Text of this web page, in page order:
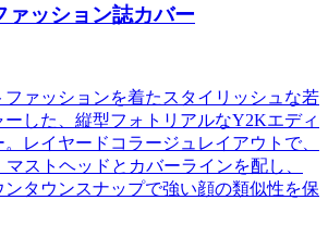
ッション誌カバー
ァッションを着たスタイリッシュな若
した、縦型フォトリアルなY2Kエディ
。レイヤードコラージュレイアウトで、
ストヘッドとカバーラインを配し、
タウンスナップで強い顔の類似性を保